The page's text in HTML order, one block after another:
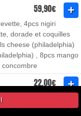
59,90€
4pcs nigiri
dorade et coquilles
cheese (philadelphia)
, 8pcs mango
22,00€
8pcs poulet
cheese (philadelphia)